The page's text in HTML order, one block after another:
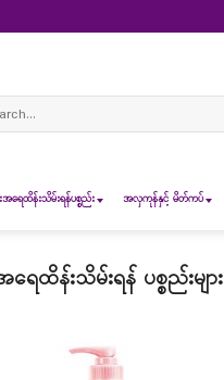
ရေထိန်းသိမ်းရန်ပစ္စည်း အလှကုန်နှင့် မိတ်ကပ်
ထိန်းသိမ်းရန် ပစ္စည်းများ